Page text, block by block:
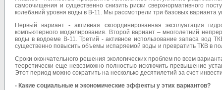
самоочищения и существенно снизить риски сверхнормативного
колебаний уровня воды в В-11. Мы рассмотрели три базовых
Первый вариант - активная скоординированная эксплуатация
компьютерного моделирования. Второй вариант – многолетний
воды в водоеме В-11. Третий - активное использование запаса вод
существенно повысить объемы испаряемой воды и превратить ТКВ в
Сроки окончательного решения экологических проблем по всем
теоретически еще невозможно полностью исключить превышение
Этот период можно сократить на несколько десятилетий за счет
- Какие социальные и экономические эффекты у этих вариантов?